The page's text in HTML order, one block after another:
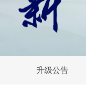
升级公告